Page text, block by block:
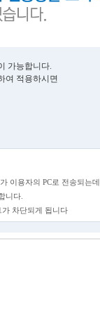
가능합니다.
여 적용하시면
이용자의 PC로 전송되는데,
니다.
차단되게 됩니다